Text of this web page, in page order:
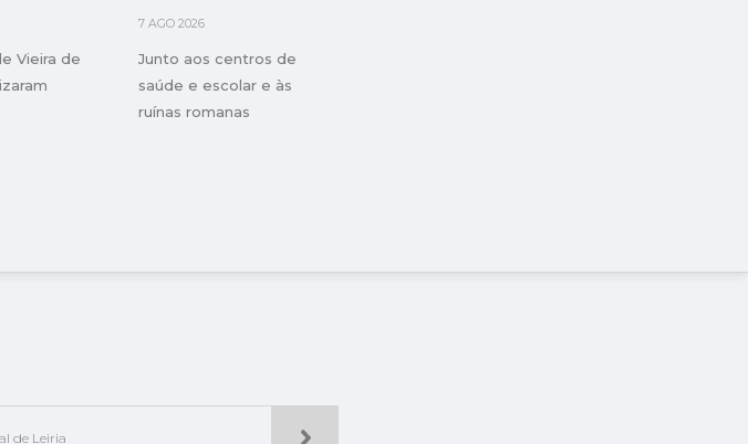
Vieira de
7 AGO 2026
Junto aos centros de
saúde e escolar e às
ruínas romanas